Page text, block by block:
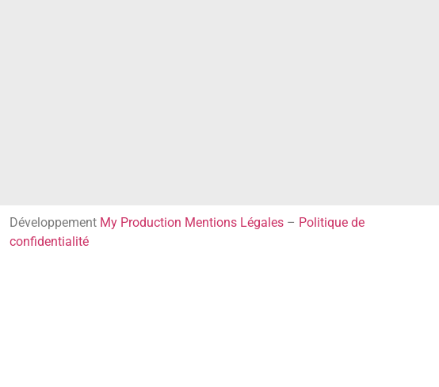
Développement My Production Mentions Légales– Politique de
confidentialité